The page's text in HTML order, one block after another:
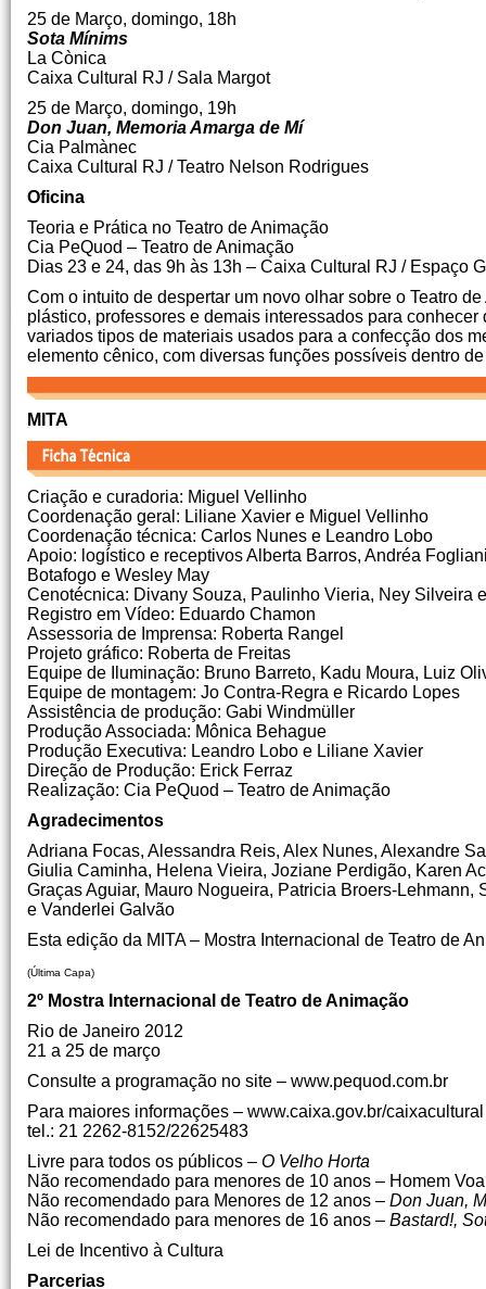
25 de Março, domingo, 18h
Sota Mínims
La Cònica
Caixa Cultural RJ / Sala Margot
25 de Março, domingo, 19h
Don Juan, Memoria Amarga de Mí
Cia Palmànec
Caixa Cultural RJ / Teatro Nelson Rodrigues
Oficina
Teoria e Prática no Teatro de Animação
Cia PeQuod – Teatro de Animação
Dias 23 e 24, das 9h às 13h – Caixa Cultural RJ / Espaço
Com o intuito de despertar um novo olhar sobre o Teatro
plástico, professores e demais interessados para
variados tipos de materiais usados para a confecção dos
elemento cênico, com diversas funções possíveis dentro
MITA
Criação e curadoria: Miguel Vellinho
Coordenação geral: Liliane Xavier e Miguel Vellinho
Coordenação técnica: Carlos Nunes e Leandro Lobo
Apoio: logístico e receptivos Alberta Barros, Andréa
Botafogo e Wesley May
Cenotécnica: Divany Souza, Paulinho Vieria, Ney Silveira
Registro em Vídeo: Eduardo Chamon
Assessoria de Imprensa: Roberta Rangel
Projeto gráfico: Roberta de Freitas
Equipe de Iluminação: Bruno Barreto, Kadu Moura, Luiz
Equipe de montagem: Jo Contra-Regra e Ricardo Lopes
Assistência de produção: Gabi Windmüller
Produção Associada: Mônica Behague
Produção Executiva: Leandro Lobo e Liliane Xavier
Direção de Produção: Erick Ferraz
Realização: Cia PeQuod – Teatro de Animação
Agradecimentos
Adriana Focas, Alessandra Reis, Alex Nunes, Alexandre
Giulia Caminha, Helena Vieira, Joziane Perdigão, Karen
Graças Aguiar, Mauro Nogueira, Patricia Broers-
e Vanderlei Galvão
Esta edição da MITA – Mostra Internacional de Teatro de
(Última Capa)
2º Mostra Internacional de Teatro de Animação
Rio de Janeiro 2012
21 a 25 de março
Consulte a programação no site – www.pequod.com.br
Para maiores informações – www.caixa.gov.br/caixacultural
tel.: 21 2262-8152/22625483
Livre para todos os públicos – O Velho Horta
Não recomendado para menores de 10 anos – Homem
Não recomendado para Menores de 12 anos – Don Juan,
Não recomendado para menores de 16 anos – Bastard!,
Lei de Incentivo à Cultura
Parcerias